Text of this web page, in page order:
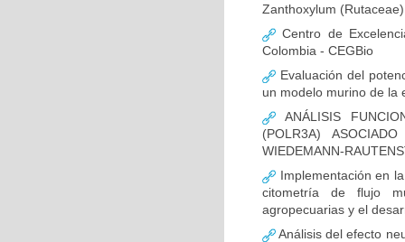
Zanthoxylum
Centro de
Colombia - CEGBio
Evaluación del
un modelo murino de la
ANÁLISIS
(POLR3A)
WIEDEMANN-
Implementación en
citometría de flujo
agropecuarias y el
Análisis del efecto